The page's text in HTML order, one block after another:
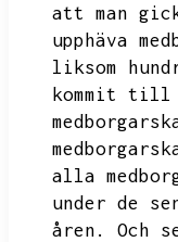
att man
upphäva
liksom
kommit till
alla
under de
åren.
Och